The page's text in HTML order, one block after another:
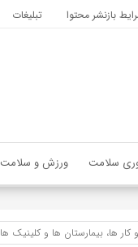
بازنشر محتوا تبلیغات
سلامت ورزش و سلامت
ها، بیمارستان ها و کلینیک ها